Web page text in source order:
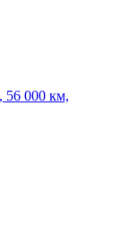
56 000 км,